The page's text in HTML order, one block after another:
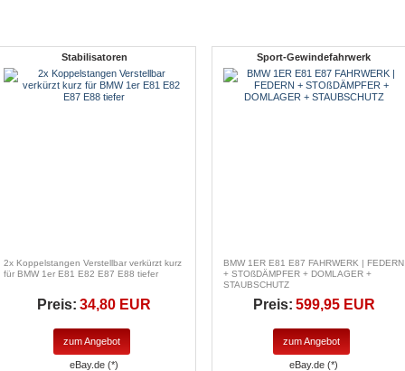
Stabilisatoren
2x Koppelstangen Verstellbar verkürzt kurz
für BMW 1er E81 E82 E87 E88 tiefer
Preis: 34,80 EUR
zum Angebot
eBay.de (*)
Sport-Gewindefahrwerk
BMW 1ER E81 E87 FAHRWERK | FEDERN
+ STOßDÄMPFER + DOMLAGER +
STAUBSCHUTZ
Preis: 599,95 EUR
zum Angebot
eBay.de (*)